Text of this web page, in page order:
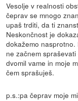
Vesolje v realnosti
čeprav se mnogo
upaš trditi, da ti
Neskončnost je
dokažemo
ne začnem
dvomil vame in moje
čem sprašuješ.
p.s.:pa čeprav moje